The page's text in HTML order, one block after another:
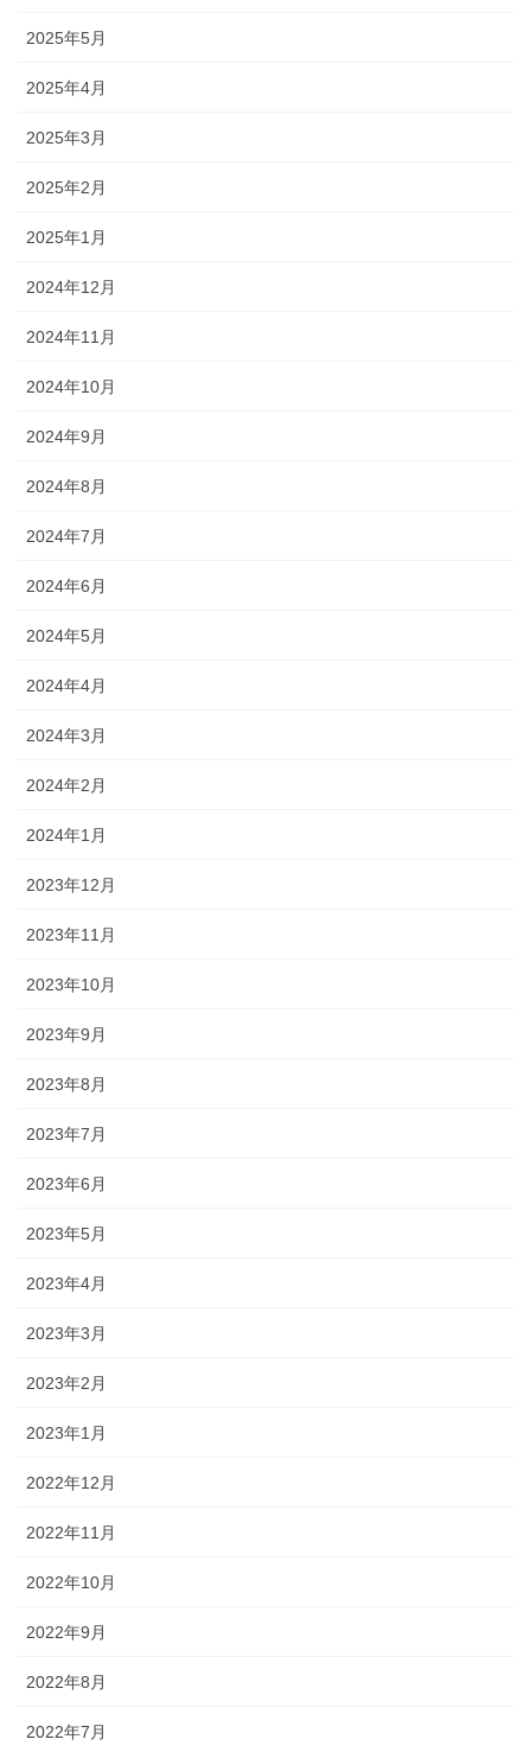
2025年5月
2025年4月
2025年3月
2025年2月
2025年1月
2024年12月
2024年11月
2024年10月
2024年9月
2024年8月
2024年7月
2024年6月
2024年5月
2024年4月
2024年3月
2024年2月
2024年1月
2023年12月
2023年11月
2023年10月
2023年9月
2023年8月
2023年7月
2023年6月
2023年5月
2023年4月
2023年3月
2023年2月
2023年1月
2022年12月
2022年11月
2022年10月
2022年9月
2022年8月
2022年7月